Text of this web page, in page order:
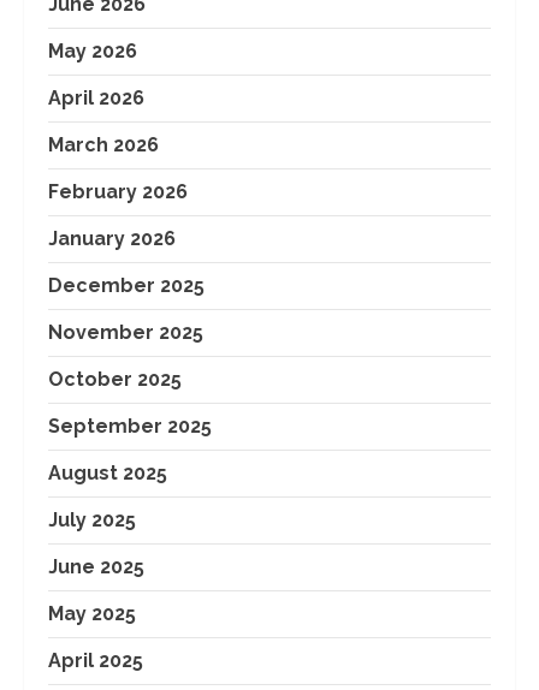
May 2026
April 2026
March 2026
February 2026
January 2026
December 2025
November 2025
October 2025
September 2025
August 2025
July 2025
June 2025
May 2025
April 2025